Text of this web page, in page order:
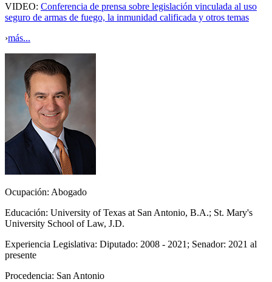
VIDEO: Conferencia de prensa sobre legislación vinculada al uso
seguro de armas de fuego, la inmunidad calificada y otros temas
›más...
Ocupación: Abogado
Educación: University of Texas at San Antonio, B.A.; St. Mary's
University School of Law, J.D.
Experiencia Legislativa: Diputado: 2008 - 2021; Senador: 2021 al
presente
Procedencia: San Antonio